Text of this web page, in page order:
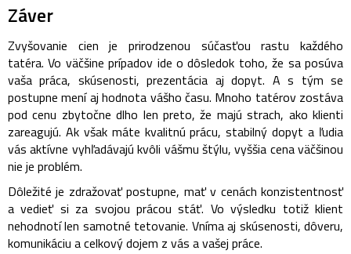
Záver
Zvyšovanie cien je prirodzenou súčasťou rastu každého
tatéra.Vo väčšine prípadov ide o dôsledok toho, že sa posúva
vaša práca, skúsenosti, prezentácia aj dopyt. A s tým se
postupne mení aj hodnota vášho času. Mnoho tatérov zostáva
pod cenu zbytočne dlho len preto, že majú strach, ako klienti
zareagujú. Ak však máte kvalitnú prácu, stabilný dopyt a ľudia
vás aktívne vyhľadávajú kvôli vášmu štýlu, vyššia cena väčšinou
nie je problém.
Dôležité je zdražovať postupne, mať v cenách konzistentnosť
a vedieť si za svojou prácou stáť. Vo výsledku totiž klient
nehodnotí len samotné tetovanie. Vníma aj skúsenosti, dôveru,
komunikáciu a celkový dojem z vás a vašej práce.